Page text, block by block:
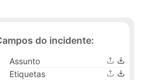
do incidente:
Assunto
Etiquetas